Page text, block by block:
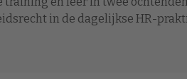
in de dagelijkse HR-